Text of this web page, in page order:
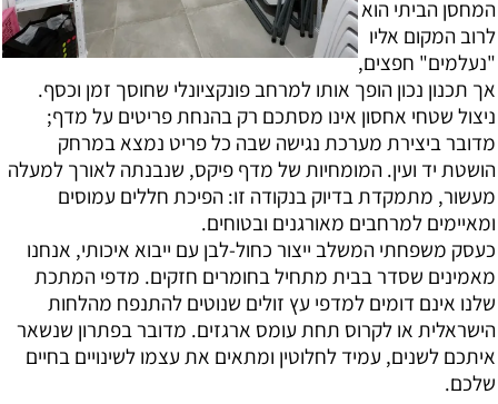
המחסן הביתי הוא
לרוב המקום אליו
"נעלמים" חפצים,
אך תכנון נכון הופך אותו למרחב פונקציונלי שחוסך זמן וכסף.
ניצול שטחי אחסון אינו מסתכם רק בהנחת פריטים על מדף;
מדובר ביצירת מערכת נגישה שבה כל פריט נמצא במרחק
הושטת יד ועין. המומחיות של מדף פיקס, שנבנתה לאורך למעלה
מעשור, מתמקדת בדיוק בנקודה זו: הפיכת חללים עמוסים
ומאיימים למרחבים מאורגנים ובטוחים.
כעסק משפחתי המשלב ייצור כחול-לבן עם ייבוא איכותי, אנחנו
מאמינים שסדר בבית מתחיל בחומרים חזקים. מדפי המתכת
שלנו אינם דומים למדפי עץ זולים שנוטים להתנפח מהלחות
הישראלית או לקרוס תחת עומס ארגזים. מדובר בפתרון שנשאר
איתכם לשנים, עמיד לחלוטין ומתאים את עצמו לשינויים בחיים
שלכם.